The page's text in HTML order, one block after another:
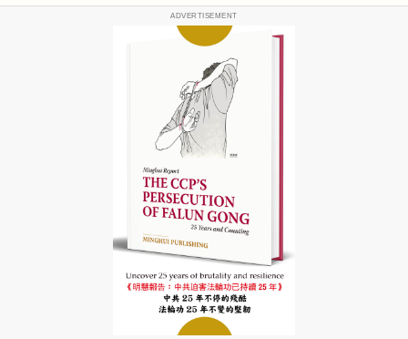
ADVERTISEMENT